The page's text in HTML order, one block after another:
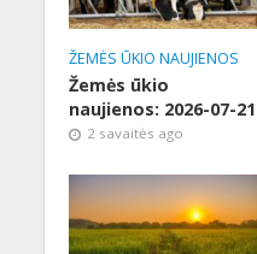
ŽEMĖS ŪKIO NAUJIENOS
Žemės ūkio
naujienos: 2026-07-21
2 savaitės ago